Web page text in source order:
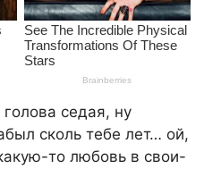
седая, ну
сколь тебе лет… ой,
то любовь в свои-